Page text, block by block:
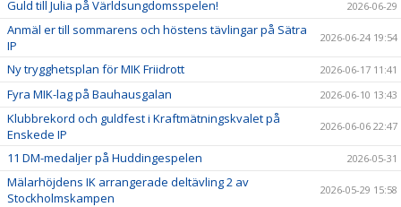
Guld till Julia på Världsungdomsspelen! 2026-06-29
Anmäl er till sommarens och höstens tävlingar på Sätra
IP
2026-06-24 19:54
Ny trygghetsplan för MIK Friidrott 2026-06-17 11:41
Fyra MIK-lag på Bauhausgalan 2026-06-10 13:43
Klubbrekord och guldfest i Kraftmätningskvalet på
Enskede IP
2026-06-06 22:47
11 DM-medaljer på Huddingespelen 2026-05-31
Mälarhöjdens IK arrangerade deltävling 2 av
Stockholmskampen
2026-05-29 15:58